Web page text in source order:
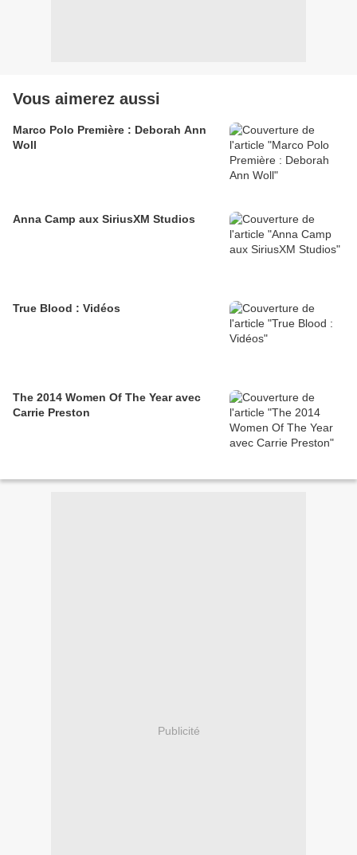
Vous aimerez aussi
Marco Polo Première : Deborah Ann
Woll
Anna Camp aux SiriusXM Studios
True Blood : Vidéos
The 2014 Women Of The Year avec
Carrie Preston
Publicité